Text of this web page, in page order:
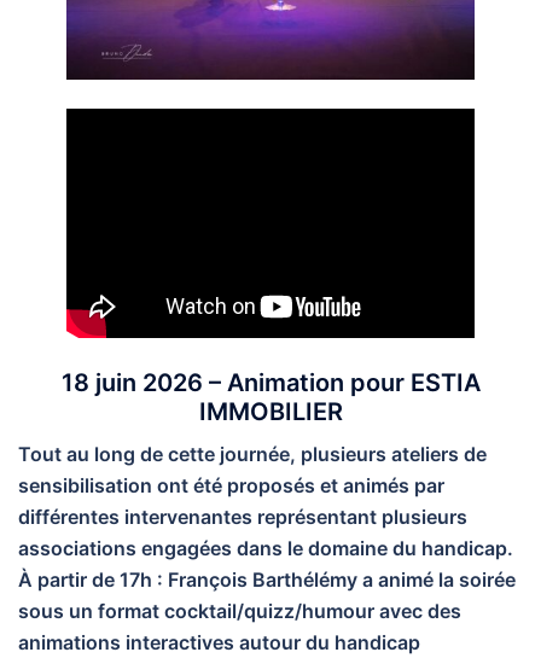
18 juin 2026 – Animation pour ESTIA
IMMOBILIER
Tout au long de cette journée, plusieurs ateliers de
sensibilisation ont été proposés et animés par
différentes intervenantes représentant plusieurs
associations engagées dans le domaine du handicap.
À partir de 17h : François Barthélémy a animé la soirée
sous un format cocktail/quizz/humour avec des
animations interactives autour du handicap